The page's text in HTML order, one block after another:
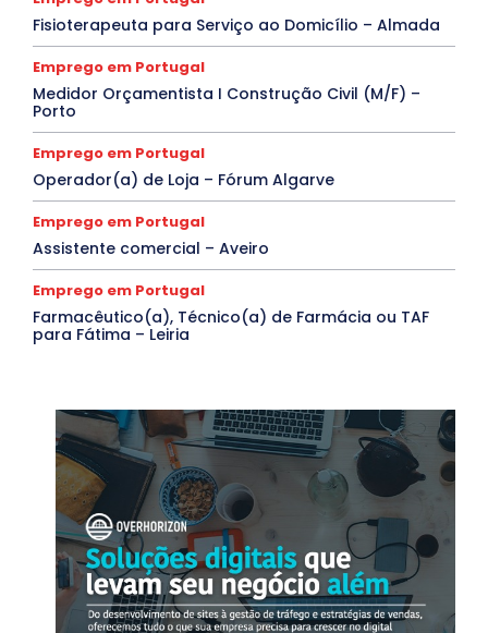
Fisioterapeuta para Serviço ao Domicílio – Almada
Emprego em Portugal
Medidor Orçamentista I Construção Civil (M/F) –
Porto
Emprego em Portugal
Operador(a) de Loja – Fórum Algarve
Emprego em Portugal
Assistente comercial – Aveiro
Emprego em Portugal
Farmacêutico(a), Técnico(a) de Farmácia ou TAF
para Fátima – Leiria